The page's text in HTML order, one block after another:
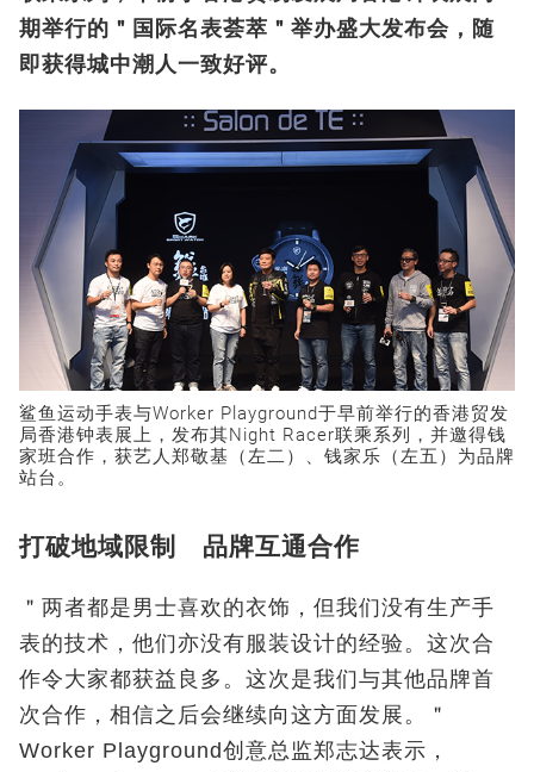
期举行的＂国际名表荟萃＂举办盛大发布会，随
即获得城中潮人一致好评。
鲨鱼运动手表与Worker Playground于早前举行的香港贸发
局香港钟表展上，发布其Night Racer联乘系列，并邀得钱
家班合作，获艺人郑敬基（左二）、钱家乐（左五）为品牌
站台。
打破地域限制 品牌互通合作
＂两者都是男士喜欢的衣饰，但我们没有生产手
表的技术，他们亦没有服装设计的经验。这次合
作令大家都获益良多。这次是我们与其他品牌首
次合作，相信之后会继续向这方面发展。＂
Worker Playground创意总监郑志达表示，